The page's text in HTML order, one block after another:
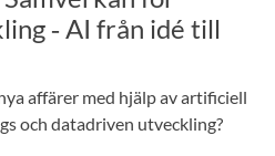
‑ AI från idé till
affärer med hjälp av artificiell
och datadriven utveckling?